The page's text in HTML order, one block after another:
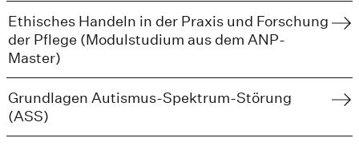
Ethisches Handeln in der Praxis und Forschung
der Pflege (Modulstudium aus dem ANP-
Master)
Grundlagen Autismus-Spektrum-Störung
(ASS)